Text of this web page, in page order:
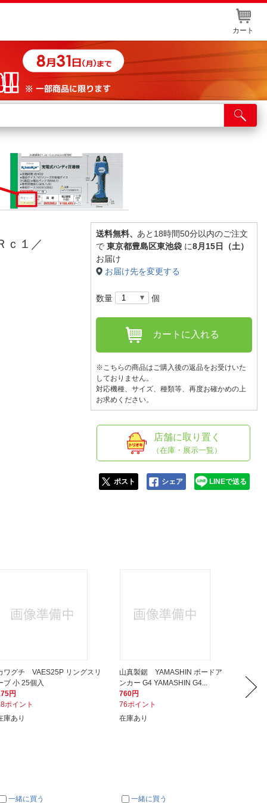
カート
舗サービス
ト取り置き
イントカードWEB登録
舗情報・店舗一覧
取り寄せ品入荷状況照会
ｃ１／
送料無料、 あと18時間50分以内のご注文
で 東京都豊島区東池袋 に8月15日（土）
お届け
お届け先を変更する
数量 個
カートに入れる
※こちらの商品はご購入後の返品をお受けいた
しておりません。
対応機種、サイズ、種類等、再度お確かめの上
お求めください。
店舗に取り置く
（在庫・展示一覧）
ポスト シェア LINEで送る
ワグチ VAES25P リングスリ
ブ 小 25個入
円
ポイント
庫あり
一緒に買う
山真製鋸 YAMASHIN ボードア
ンカー G4 YAMASHIN G4...
760円
76ポイント
在庫あり
一緒に買う
能目
2,810円